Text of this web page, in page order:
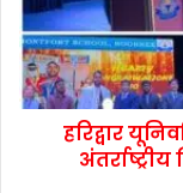
हरिद्वार